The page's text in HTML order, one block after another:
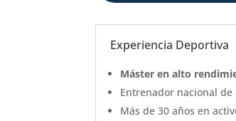
Experiencia Deportiva
Máster en alto
Entrenador nacional de
Más de 30 años en